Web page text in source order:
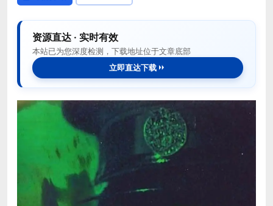
资源直达 · 实时有效
本站已为您深度检测，下载地址位于文章底部
立即直达下载